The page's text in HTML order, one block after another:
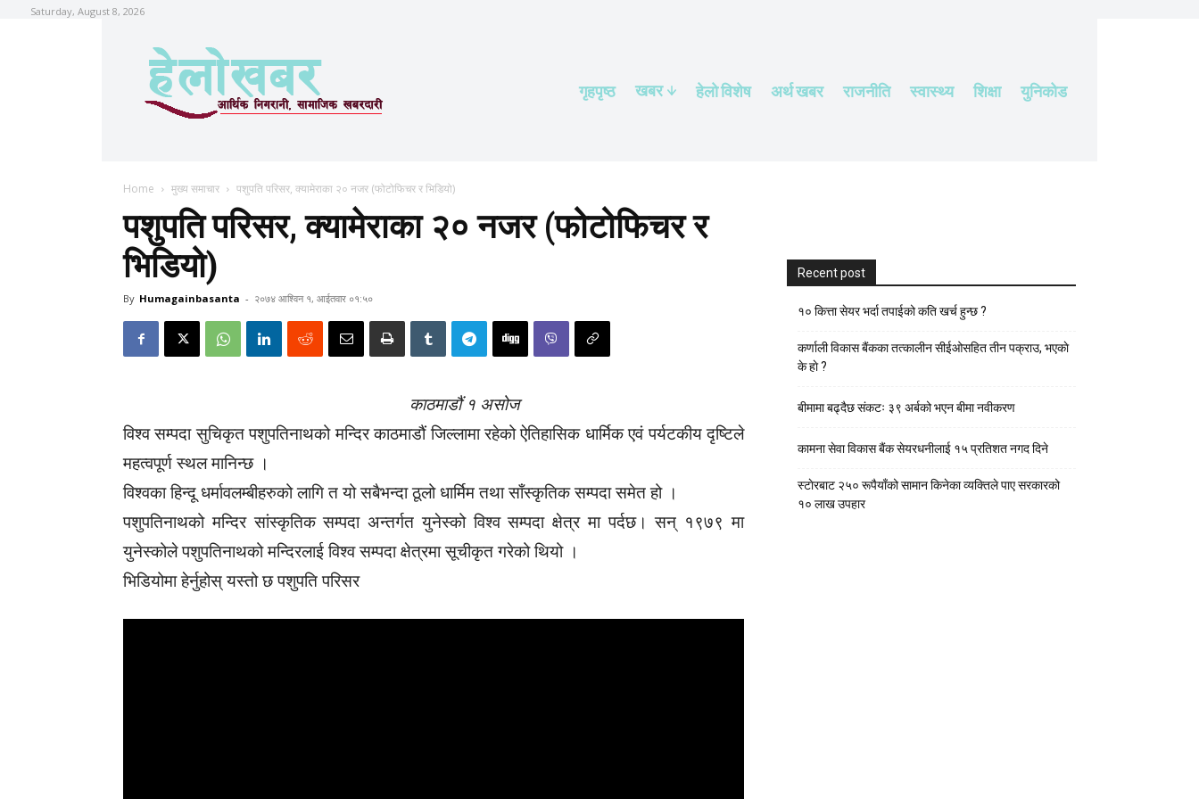
Saturday, August 8, 2026
गृहपृष्ठ खबर हेलाे विशेष अर्थ खबर राजनीति स्वास्थ्य शिक्षा युनिकोड
Home मुख्य समाचार पशुपति परिसर, क्यामेराका २० नजर (फोटोफिचर र भिडियो)
पशुपति परिसर, क्यामेराका २० नजर (फोटोफिचर र
भिडियो)
By Humagainbasanta - २०७४ आश्विन १, आईतवार ०१:५०
काठमाडौं १ असोज
विश्व सम्पदा सुचिकृत पशुपतिनाथको मन्दिर काठमाडौं जिल्लामा रहेको ऐतिहासिक धार्मिक एवं पर्यटकीय दृष्टिले
महत्वपूर्ण स्थल मानिन्छ ।
विश्वका हिन्दू धर्मावलम्बीहरुको लागि त यो सबैभन्दा ठूलो धार्मिम तथा साँस्कृतिक सम्पदा समेत हो ।
पशुपतिनाथको मन्दिर सांस्कृतिक सम्पदा अन्तर्गत युनेस्को विश्व सम्पदा क्षेत्र मा पर्दछ। सन् १९७९ मा
युनेस्कोले पशुपतिनाथको मन्दिरलाई विश्व सम्पदा क्षेत्रमा सूचीकृत गरेको थियो ।
भिडियोमा हेर्नुहोस् यस्तो छ पशुपति परिसर
Recent post
१० कित्ता सेयर भर्दा तपाईको कति खर्च हुन्छ ?
कर्णाली विकास बैंकका तत्कालीन सीईओसहित तीन पक्राउ, भएकाे
के हाे ?
बीमामा बढ्दैछ संकटः ३९ अर्बको भएन बीमा नवीकरण
कामना सेवा विकास बैंक सेयरधनीलाई १५ प्रतिशत नगद दिने
स्टाेरबाट २५० रूपैयाँको सामान किनेका व्यक्तिले पाए सरकारको
१० लाख उपहार